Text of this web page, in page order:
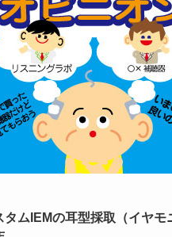
タムIEMの耳型採取（イヤモ